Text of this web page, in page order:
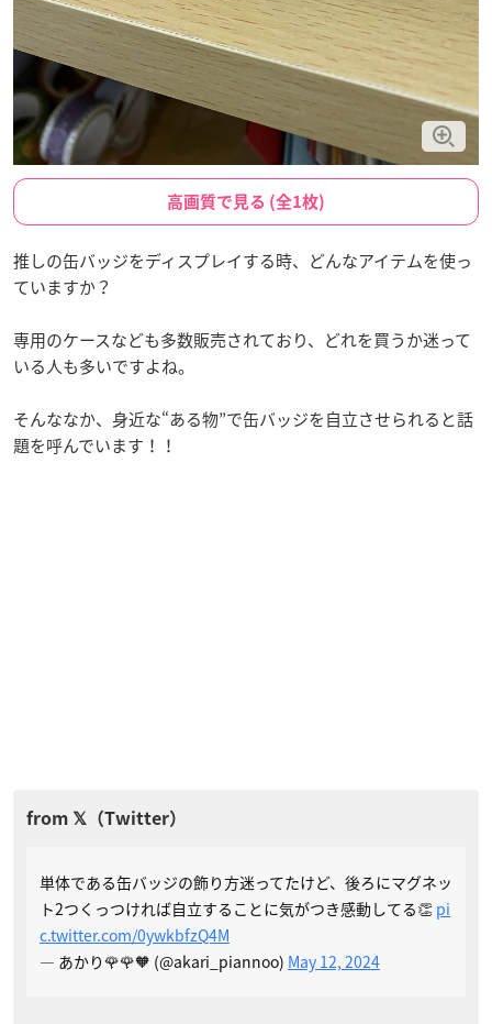
高画質で見る (全1枚)
推しの缶バッジをディスプレイする時、どんなアイテムを使っ
ていますか？
専用のケースなども多数販売されており、どれを買うか迷って
いる人も多いですよね。
そんななか、身近な“ある物”で缶バッジを自立させられると話
題を呼んでいます！！
単体である缶バッジの飾り方迷ってたけど、後ろにマグネッ
ト2つくっつければ自立することに気がつき感動してる👏 pi
c.twitter.com/0ywkbfzQ4M
— あかり🌹🌹🧡 (@akari_piannoo) May 12, 2024